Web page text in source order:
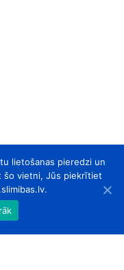
lietošanas pieredzi un
šo vietni, Jūs piekrītiet